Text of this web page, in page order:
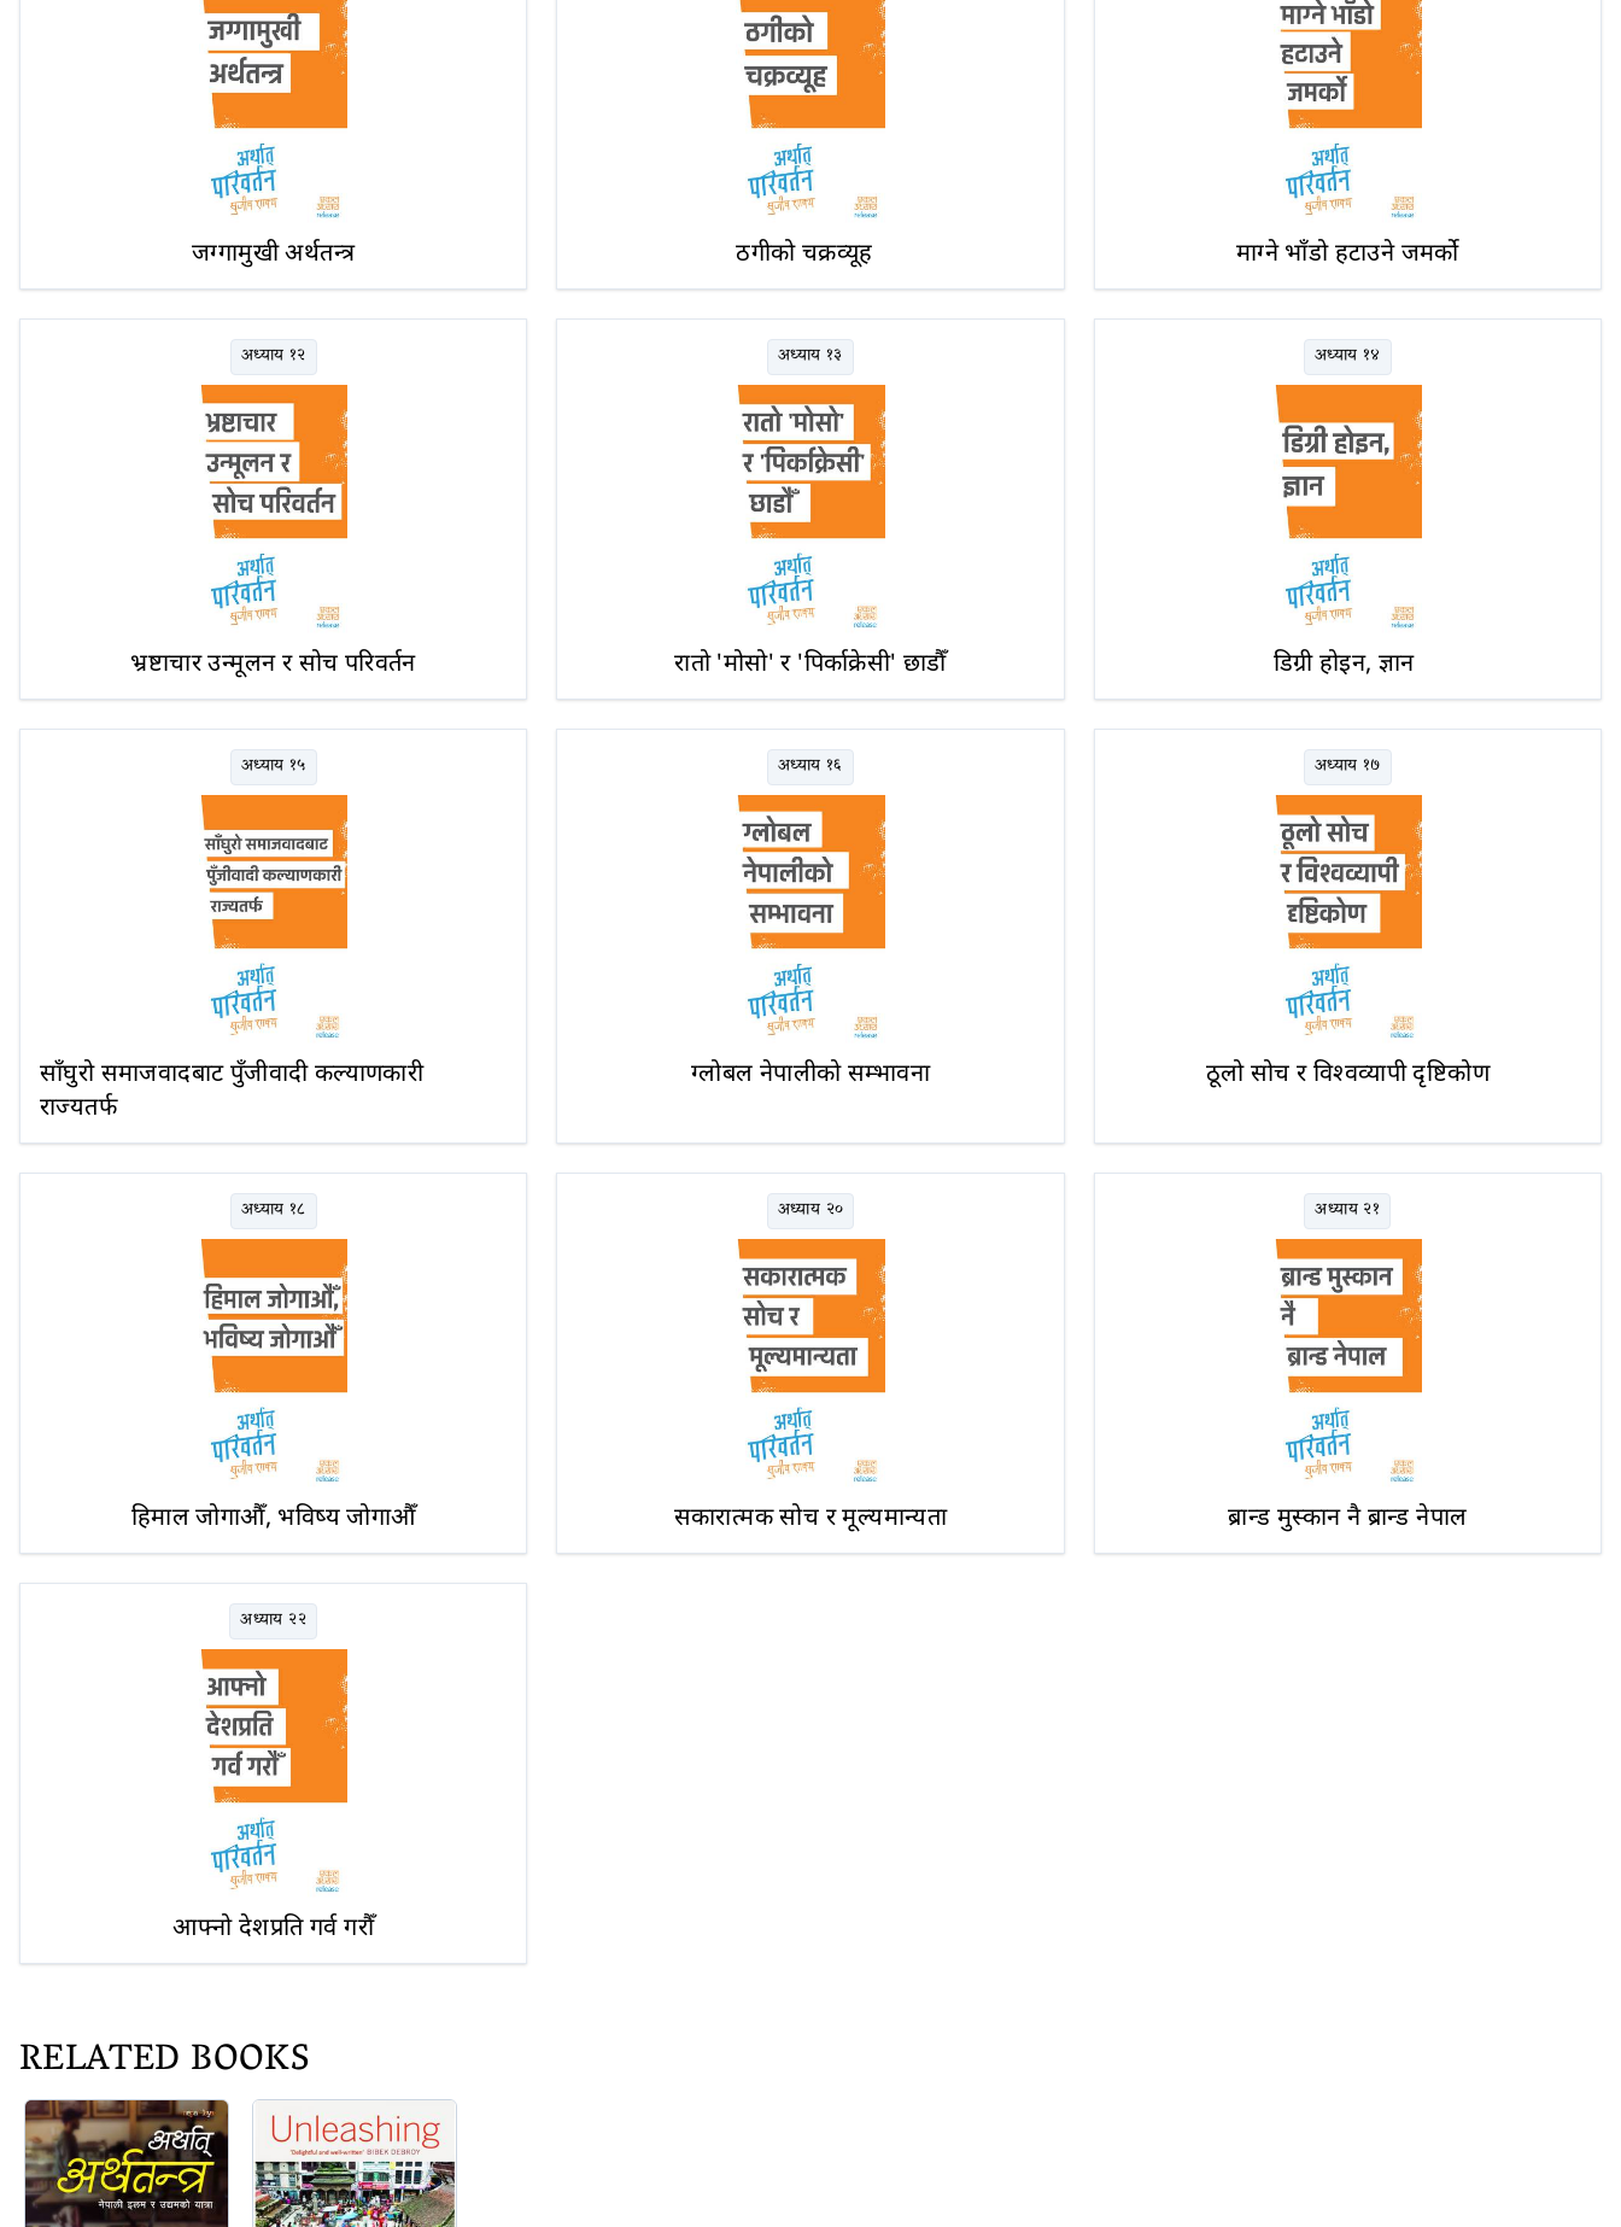
जग्गामुखी अर्थतन्त्र ठगीको चक्रव्यूह माग्ने भाँडो हटाउने जमर्को
अध्याय १२
भ्रष्टाचार उन्मूलन र सोच परिवर्तन
अध्याय १३
रातो 'मोसो' र 'पिर्काक्रेसी' छाडौँ
अध्याय १४
डिग्री होइन, ज्ञान
अध्याय १५
साँघुरो समाजवादबाट पुँजीवादी कल्याणकारी
राज्यतर्फ
अध्याय १६
ग्लोबल नेपालीको सम्भावना
अध्याय १७
ठूलो सोच र विश्वव्यापी दृष्टिकोण
अध्याय १८
हिमाल जोगाऔँ, भविष्य जोगाऔँ
अध्याय २०
सकारात्मक सोच र मूल्यमान्यता
अध्याय २१
ब्रान्ड मुस्कान नै ब्रान्ड नेपाल
अध्याय २२
आफ्नो देशप्रति गर्व गरौँ
RELATED BOOKS